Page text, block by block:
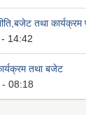
तथा कार्यक्रम
14:42
तथा बजेट
08:18